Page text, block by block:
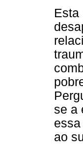
Esta
se a
ao